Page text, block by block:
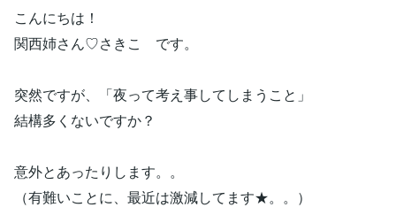
こんにちは！
関西姉さん♡さきこ です。
突然ですが、「夜って考え事してしまうこと」
結構多くないですか？
意外とあったりします。。
（有難いことに、最近は激減してます★。。）